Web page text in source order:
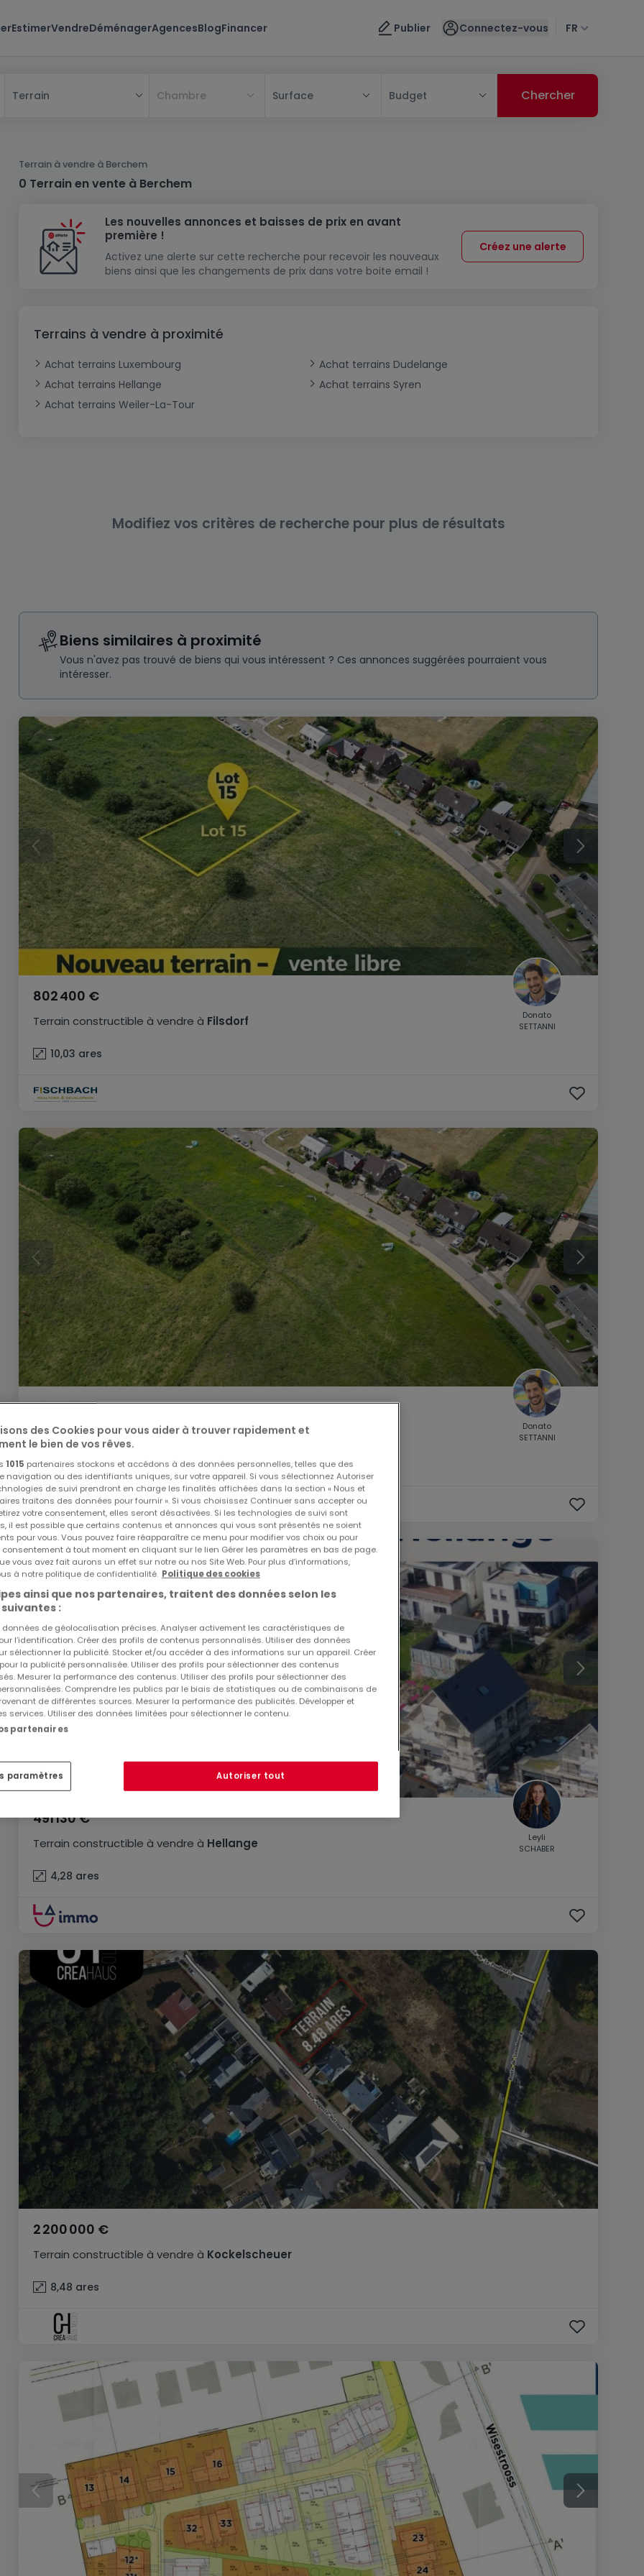
EstimerVendreDéménagerAgencesBlogFinancer Publier Connectez-vous FR
Terrain
Maison
Maison mitoyenne
Maison jumelée
Château
Corps de ferme
Châlet
Appartement
Chambre
Studio
Triplex
Mansarde
Rez-de-chaussée
Résidence
Lotissement
Maison à construire
Modèle de maison
Immeuble de rapport
Terrain non constructible
Garage - Parking
Garage fermé
Bureau
Local commercial
Fonds de Commerce
Chambre Surface Budget
Terrain à vendre à Berchem
0 Terrain en vente à Berchem
Les nouvelles annonces et baisses de prix en avant
première !
Activez une alerte sur cette recherche pour recevoir les nouveaux
biens ainsi que les changements de prix dans votre boite email !
Créez une alerte
Terrains à vendre à proximité
Achat terrains Luxembourg
Achat terrains Dudelange
Achat terrains Hellange
Achat terrains Syren
Achat terrains Weiler-La-Tour
Modifiez vos critères de recherche pour plus de résultats
Biens similaires à proximité
Vous n'avez pas trouvé de biens qui vous intéressent ? Ces annonces suggérées pourraient vous
intéresser.
Terrain constructible à vendre à Filsdorf
802 400 €
10,03 ares
Donato
SETTANNI
Terrain constructible à vendreàFilsdorf
767 700 €
8,53 ares
Donato
SETTANNI
Terrain constructible à vendre à Hellange
491 130 €
4,28 ares
Leyli
SCHABER
Terrain constructible à vendre à Kockelscheuer
2 200 000 €
8,48 ares
des Cookies pour vous aider à trouver rapidement et
le bien de vos rêves.
1015 partenaires stockons et accédons à des données personnelles, telles que des
navigation ou des identifiants uniques, sur votre appareil. Si vous sélectionnez Autoriser
de suivi prendront en charge les finalités affichées dans la section « Nous et
traitons des données pour fournir ». Si vous choisissez Continuer sans accepter ou
votre consentement, elles seront désactivées. Si les technologies de suivi sont
il est possible que certains contenus et annonces qui vous sont présentés ne soient
pour vous. Vous pouvez faire réapparaître ce menu pour modifier vos choix ou pour
consentement à tout moment en cliquant sur le lien Gérer les paramètres en bas de page.
vous avez fait aurons un effet sur notre ou nos Site Web. Pour plus d’informations,
à notre politique de confidentialité. Politique des cookies
ainsi que nos partenaires, traitent des données selon les
:
données de géolocalisation précises. Analyser activement les caractéristiques de
l’identification. Créer des profils de contenus personnalisés. Utiliser des données
sélectionner la publicité. Stocker et/ou accéder à des informations sur un appareil. Créer
la publicité personnalisée. Utiliser des profils pour sélectionner des contenus
Mesurer la performance des contenus. Utiliser des profils pour sélectionner des
Comprendre les publics par le biais de statistiques ou de combinaisons de
de différentes sources. Mesurer la performance des publicités. Développer et
services. Utiliser des données limitées pour sélectionner le contenu.
partenaires
paramètres Autoriser tout